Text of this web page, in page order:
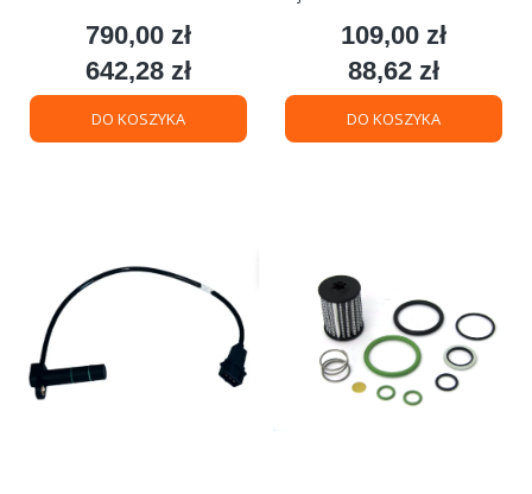
Cena
790,00 zł
Cena
642,28 zł
DO KOSZYKA
Cena
109,00 zł
Cena
88,62 zł
DO KOSZYKA